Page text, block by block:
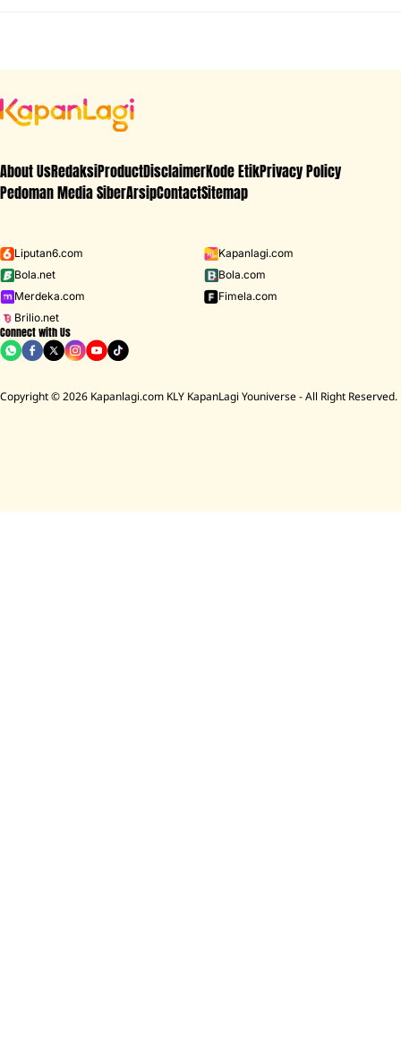
About UsRedaksiProductDisclaimerKode EtikPrivacy Policy
Pedoman Media SiberArsipContactSitemap
Liputan6.com
Kapanlagi.com
Bola.net
Bola.com
Merdeka.com
Fimela.com
Brilio.net
Connect with Us
Copyright © 2026 Kapanlagi.com KLY KapanLagi Youniverse - All Right Reserved.